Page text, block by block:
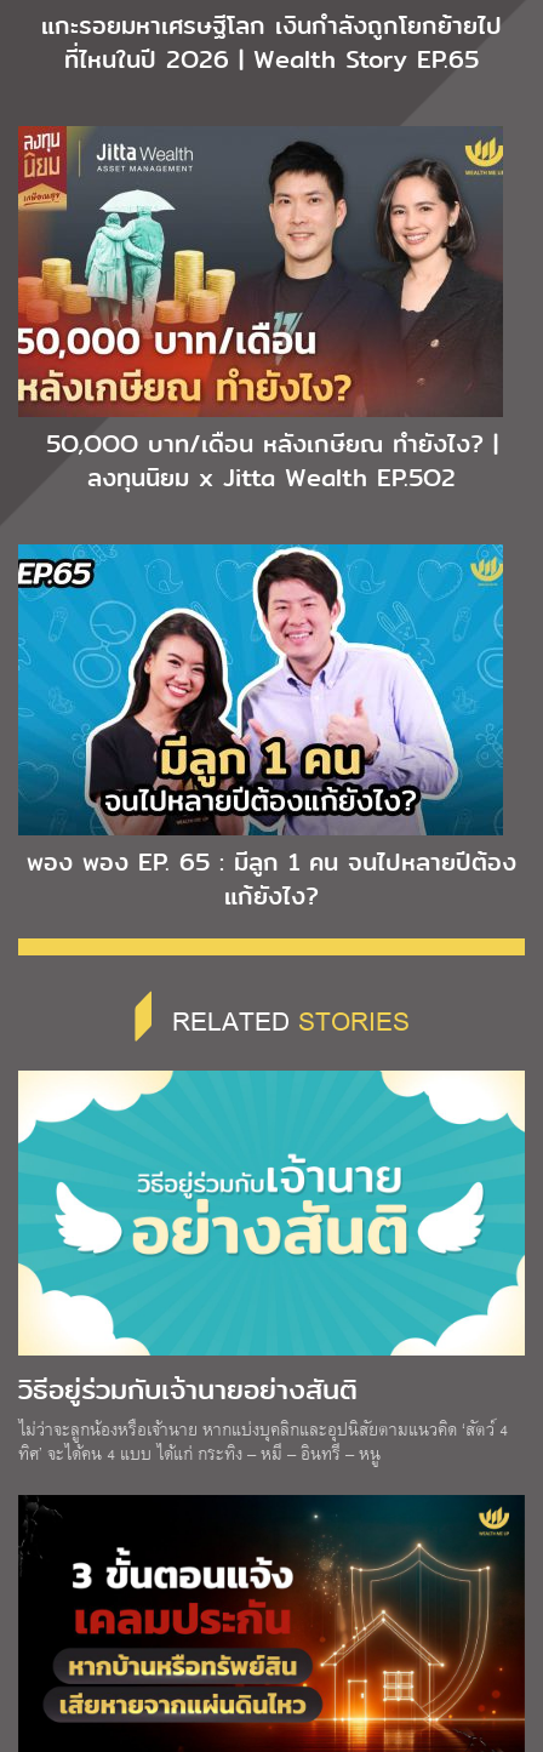
แกะรอยมหาเศรษฐีโลก เงินกำลังถูกโยกย้ายไป
ที่ไหนในปี 2O26 | Wealth Story EP.65
5O,OOO บาท/เดือน หลังเกษียณ ทำยังไง? |
ลงทุนนิยม x Jitta Wealth EP.5O2
พอง พอง EP. 65 : มีลูก 1 คน จนไปหลายปีต้อง
แก้ยังไง?
RELATED STORIES
วิธีอยู่ร่วมกับเจ้านายอย่างสันติ
ไม่ว่าจะลูกน้องหรือเจ้านาย หากแบ่งบุคลิกและอุปนิสัยตามแนวคิด ‘สัตว์ 4
ทิศ’ จะได้คน 4 แบบ ได้แก่ กระทิง – หมี – อินทรี – หนู